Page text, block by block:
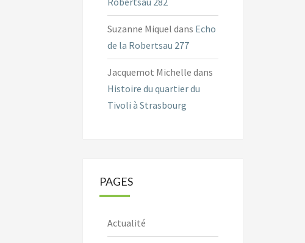
Suzanne Miquel dans Echo
de la Robertsau 277
Jacquemot Michelle dans
Histoire du quartier du
Tivoli à Strasbourg
PAGES
Actualité